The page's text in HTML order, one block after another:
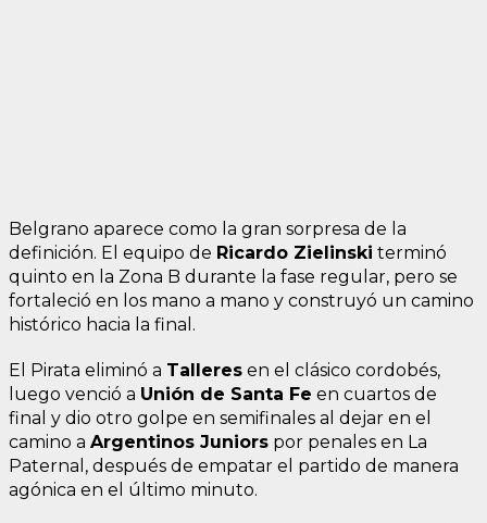
Belgrano aparece como la gran sorpresa de la
definición. El equipo de Ricardo Zielinski terminó
quinto en la Zona B durante la fase regular, pero se
fortaleció en los mano a mano y construyó un camino
histórico hacia la final.
El Pirata eliminó a Talleres en el clásico cordobés,
luego venció a Unión de Santa Fe en cuartos de
final y dio otro golpe en semifinales al dejar en el
camino a Argentinos Juniors por penales en La
Paternal, después de empatar el partido de manera
agónica en el último minuto.